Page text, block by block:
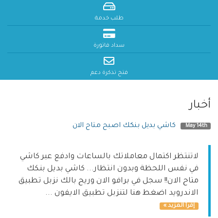
طلب خدمة
سداد فاتورة
فتح تذكرة دعم
أخبار
May 14th كاشي بديل بنكك اصبح متاح الان
لاتنتظر اكتمال معاملاتك بالساعات وادفع عبر كاشي
في نفس اللحظة وبدون انتظار... كاشي بديل بنكك
متاح الان!! سجل في برافو الان وريح بالك نزبل تطبيق
الاندرويد اضغط هنا لتنزبل تطبيق الايفون ...
إقرأ المزيد »